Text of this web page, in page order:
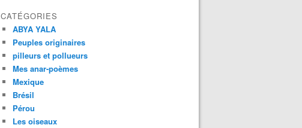
CATÉGORIES
ABYA YALA
Peuples originaires
pilleurs et pollueurs
Mes anar-poèmes
Mexique
Brésil
Pérou
Les oiseaux